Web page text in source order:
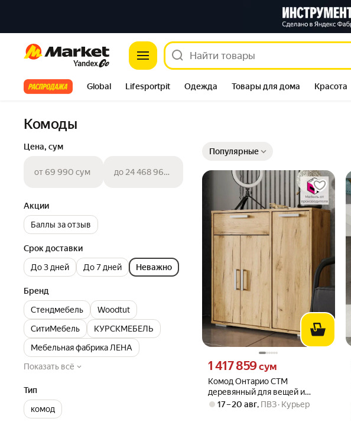
Market
Все хиты Global Lifesportpit Одежда Товары для дома Красота
Комоды
Цена, сум
от 69 990 сум до 24 468 960 сум
Акции
Баллы за отзыв
Срок доставки
До 3 дней
До 7 дней Неважно
Бренд
Стендмебель
Woodtut
СитиМебель
КУРСКМЕБЕЛЬ
Мебельная фабрика ЛЕНА
Показать всё
Тип
комод
Популярные
Комод Онтарио СТМ
деревянный для вещей и
одежды
Цена 1417859 сум вместо
1 417 859сум
17 – 20 авг, ПВЗ Курьер